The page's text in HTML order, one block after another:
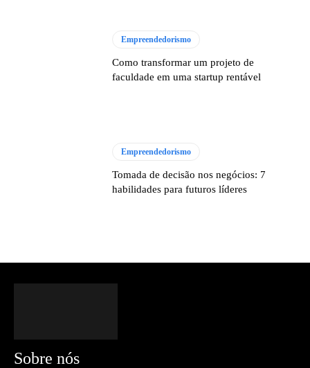
Empreendedorismo
Como transformar um projeto de
faculdade em uma startup rentável
Empreendedorismo
Tomada de decisão nos negócios: 7
habilidades para futuros líderes
Sobre nós